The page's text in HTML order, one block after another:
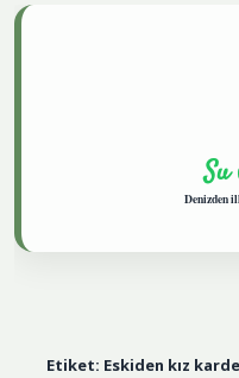
Su
Denizden
Etiket: Eskiden kız